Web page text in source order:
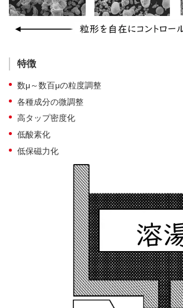
特徴
数μ～数百μの粒度調整
各種成分の微調整
高タップ密度化
低酸素化
低保磁力化